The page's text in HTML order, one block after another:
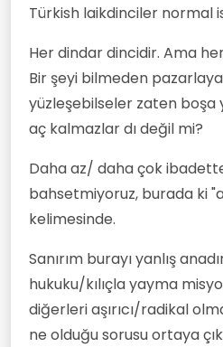
Türkish laikdinciler normal
Her dindar dincidir. Ama
Bir şeyi bilmeden
yüzleşebilseler zaten boşa
aç kalmazlar dı değil mi?
Daha az/ daha çok
bahsetmiyoruz, burada ki
kelimesinde.
Sanırım burayı yanlış
hukuku/kılıçla yayma
diğerleri aşırıcı/radikal
ne olduğu sorusu ortaya